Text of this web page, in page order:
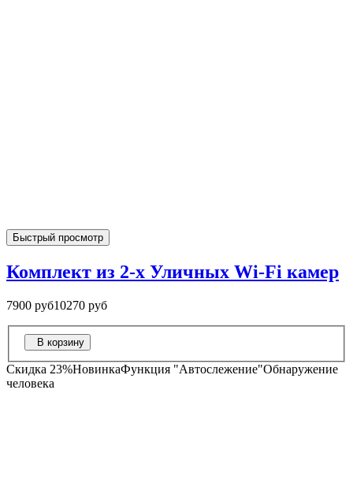
Быстрый просмотр
Комплект из 2-х Уличных Wi-Fi камер
7900 руб10270 руб
В корзину
Скидка 23%НовинкаФункция "Автослежение"Обнаружение
человека